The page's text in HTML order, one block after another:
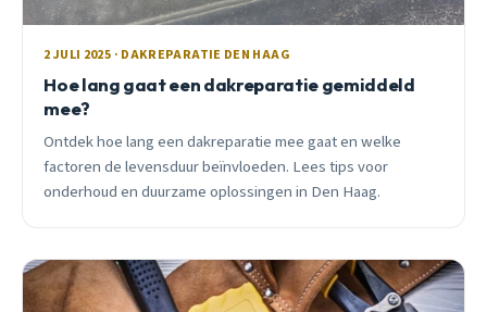
2 JULI 2025 · DAKREPARATIE DEN HAAG
Hoe lang gaat een dakreparatie gemiddeld
mee?
Ontdek hoe lang een dakreparatie mee gaat en welke
factoren de levensduur beïnvloeden. Lees tips voor
onderhoud en duurzame oplossingen in Den Haag.